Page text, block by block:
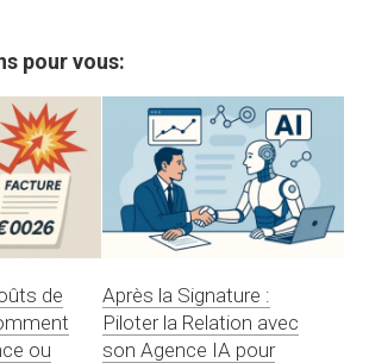
pour vous:
de
ou
Après la Signature :
Piloter la Relation avec
son Agence IA pour